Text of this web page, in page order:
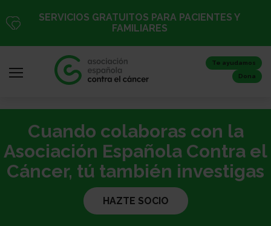
al
SERVICIOS GRATUITOS PARA PACIENTES Y
FAMILIARES
Te ayudamos
Dona
Iniciar
sesión
/
Registro
Cuando colaboras con la
Asociación Española Contra el
Cáncer, tú también investigas
HAZTE SOCIO